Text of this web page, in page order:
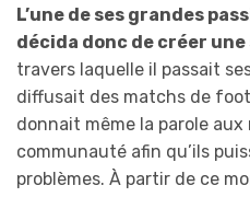
L’une de ses grandes
décida donc de créer
travers laquelle il passait
diffusait des matchs de
donnait même la parole aux
communauté afin qu’ils
problèmes. À partir de ce